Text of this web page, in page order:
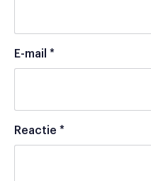
E-mail *
Reactie *